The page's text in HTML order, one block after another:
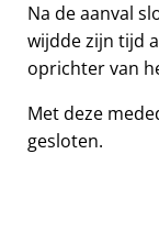
Na de aanval
wijdde zijn tijd
oprichter van
Met deze
gesloten.